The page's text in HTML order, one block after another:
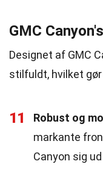
GMC
Designet af GMC
stilfuldt, hvilket
11 Robust og
markante
Canyon sig